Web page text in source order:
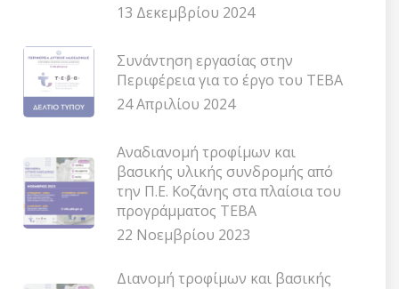
13 Δεκεμβρίου 2024
Συνάντηση εργασίας στην
Περιφέρεια για το έργο του ΤΕΒΑ
24 Απριλίου 2024
Αναδιανομή τροφίμων και
βασικής υλικής συνδρομής από
την Π.Ε. Κοζάνης στα πλαίσια του
προγράμματος ΤΕΒΑ
22 Νοεμβρίου 2023
Διανομή τροφίμων και βασικής